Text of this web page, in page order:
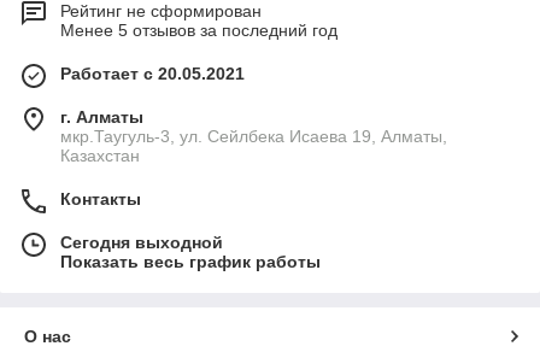
Рейтинг не сформирован
Менее 5 отзывов за последний год
Работает с 20.05.2021
г. Алматы
мкр.Таугуль-3, ул. Сейлбека Исаева 19, Алматы,
Казахстан
Контакты
Сегодня выходной
Показать весь график работы
О нас